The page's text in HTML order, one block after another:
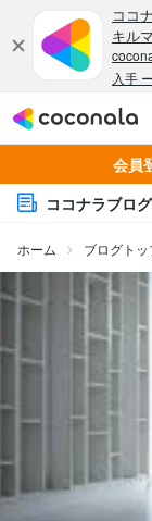
会員
ココナラブログ
ホーム ブログトッ